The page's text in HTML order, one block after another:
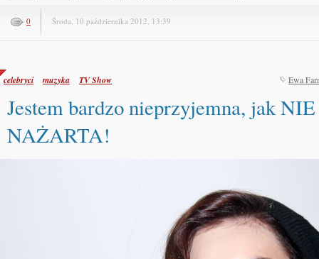
0 Środa, 10 października 2012, 13:39
celebryci muzyka TV Show Ewa
Jestem bardzo nieprzyjemna, jak
NAŻARTA!